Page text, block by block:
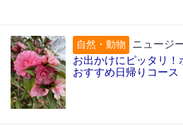
自然・動物
ニュージ
お出かけにピッタリ
おすすめ日帰りコース